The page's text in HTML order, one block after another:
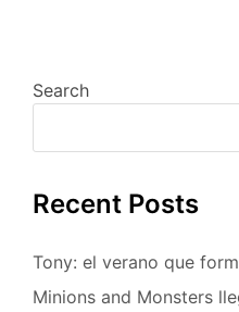
Search
Recent Posts
Tony: el verano que
Minions and Monsters